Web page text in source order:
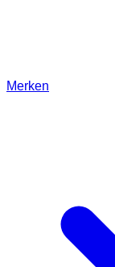
Merken